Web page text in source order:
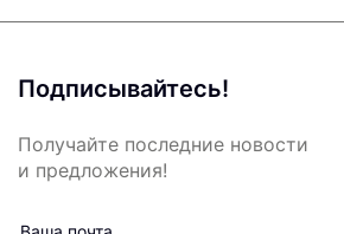
Подписывайтесь!
Получайте последние новости
и предложения!